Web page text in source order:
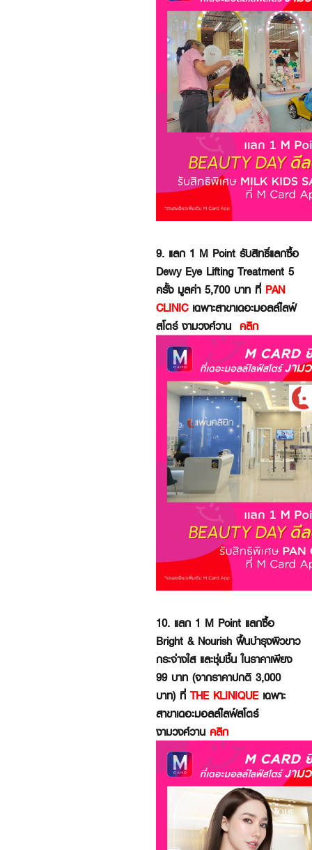
9. แลก 1 M Point รับสิทธิ์แลกซื้อ
Dewy Eye Lifting Treatment 5
ครั้ง มูลค่า 5,700 บาท ที่ PAN
CLINICเฉพาะสาขาเดอะมอลล์ไลฟ์
สโตร์ งามวงศ์วาน คลิก
10. แลก 1 M Point แลกซื้อ
Bright & Nourish ฟื้นบำรุงผิวขาว
กระจ่างใส และชุ่มชื้น ในราคาเพียง
99 บาท (จากราคาปกติ 3,000
บาท) ที่ THE KLINIQUEเฉพาะ
สาขาเดอะมอลล์ไลฟ์สโตร์
งามวงศ์วาน คลิก